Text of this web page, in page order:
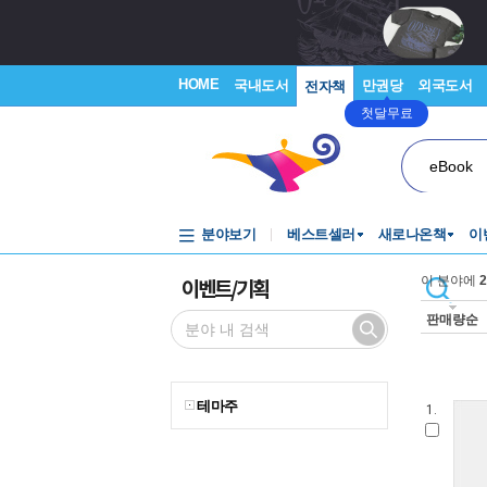
HOME 국내도서 전자책 만권당
첫달무료
외국도서
eBook
분야보기 베스트셀러 새로나온책 이
이벤트/기획
테마주
이 분야에 2
판매량순
1.